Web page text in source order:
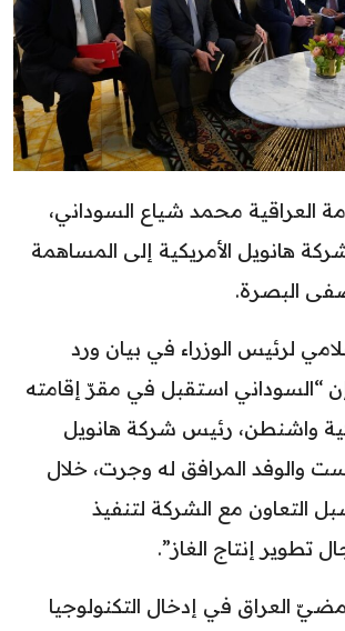
العراقية محمد شياع السوداني،
هانويل الأمريكية إلى المساهمة
البصرة.
لرئيس الوزراء في بيان ورد
“السوداني استقبل في مقرّ إقامته
واشنطن، رئيس شركة هانويل
والوفد المرافق له وجرت، خلال
التعاون مع الشركة لتنفيذ
تطوير إنتاج الغاز”.
العراق في إدخال التكنولوجيا